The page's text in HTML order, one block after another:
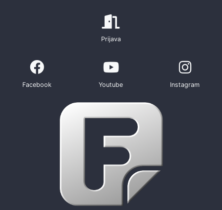
Prijava
Facebook Youtube Instagram